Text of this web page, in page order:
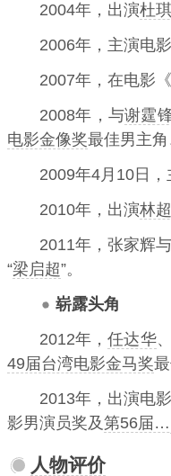
2004年，出演杜
2006年，主演电
2007年，在电影《
2008年，与谢霆
电影金像奖最佳男主角
2009年4月10日，
2010年，出演林
2011年，张家辉
“梁启超”。
崭露头角
2012年，任达华、
49届台湾电影金马奖
2013年，出演电
影男演员奖及第56届…
人物评价